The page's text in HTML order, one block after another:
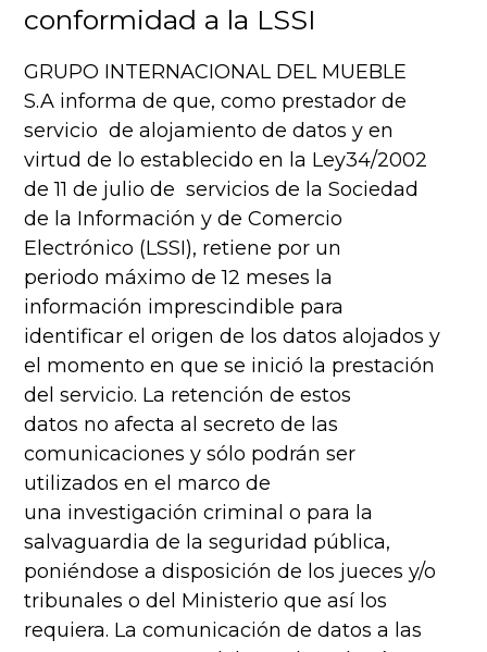
conformidad a la LSSI
GRUPO INTERNACIONAL DEL MUEBLE
S.A informa de que, como prestador de
servicio de alojamiento de datos y en
virtud de lo establecido en la Ley34/2002
de 11 de julio de servicios de la Sociedad
de la Información y de Comercio
Electrónico (LSSI), retiene por un
periodo máximo de 12 meses la
información imprescindible para
identificar el origen de los datos alojados y
el momento en que se inició la prestación
del servicio. La retención de estos
datos no afecta al secreto de las
comunicaciones y sólo podrán ser
utilizados en el marco de
una investigación criminal o para la
salvaguardia de la seguridad pública,
poniéndose a disposición de los jueces y/o
tribunales o del Ministerio que así los
requiera. La comunicación de datos a las